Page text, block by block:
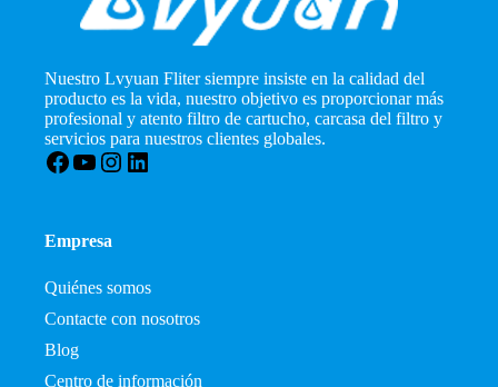
Nuestro Lvyuan Fliter siempre insiste en la calidad del
producto es la vida, nuestro objetivo es proporcionar más
profesional y atento filtro de cartucho, carcasa del filtro y
servicios para nuestros clientes globales.
Facebook
YouTube
Instagram
LinkedIn
Empresa
Quiénes somos
Contacte con nosotros
Blog
Centro de información